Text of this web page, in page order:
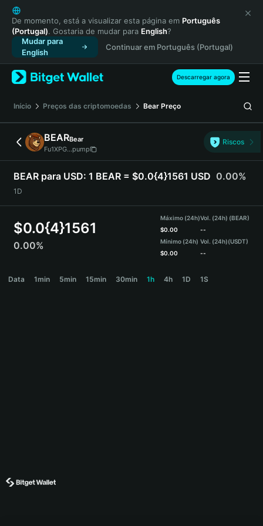
English
日本語
Tiếng Việt
Русский
Español (Latinoamérica)
Türkçe
Français
Deutsch
简体中文
繁體中文
Português (Portugal)
Bahasa Indonesia
ภาษาไทย
हिन्दी
Español
Português (Brasil)
De momento, está a visualizar esta página em Português
(Portugal). Gostaria de mudar para English?
Mudar para
English
Continuar em Português (Portugal)
Descarregar agora
Início Preços das criptomoedas Bear Preço
BEARBear
Fu1XPG...pump
Riscos
BEAR para USD: 1 BEAR = $0.0{4}1561 USD 0.00%
1D
$0.0{4}1561
0.00%
Máximo (24h)
$0.00
Mínimo (24h)
$0.00
Vol. (24h) (BEAR)
--
Vol. (24h)(USDT)
--
Data 1min 5min 15min 30min 1h 4h 1D 1S